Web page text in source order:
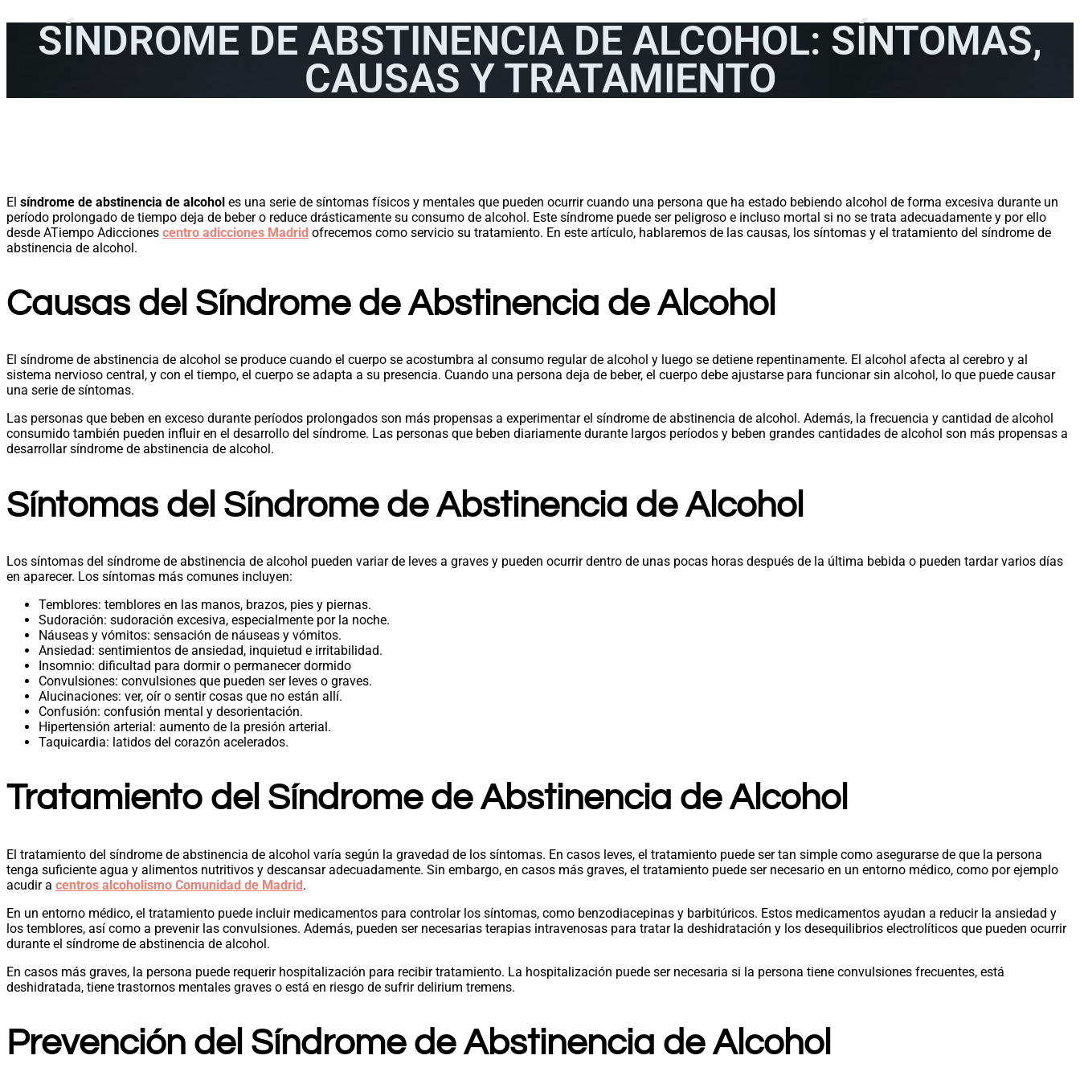
SÍNDROME DE ABSTINENCIA DE ALCOHOL: SÍNTOMAS,
CAUSAS Y TRATAMIENTO
El síndrome de abstinencia de alcohol es una serie de síntomas físicos y mentales que pueden ocurrir cuando una persona que ha estado bebiendo alcohol de forma excesiva durante un
período prolongado de tiempo deja de beber o reduce drásticamente su consumo de alcohol. Este síndrome puede ser peligroso e incluso mortal si no se trata adecuadamente y por ello
desde ATiempo Adicciones centro adicciones Madrid ofrecemos como servicio su tratamiento. En este artículo, hablaremos de las causas, los síntomas y el tratamiento del síndrome de
abstinencia de alcohol.
Causas del Síndrome de Abstinencia de Alcohol
El síndrome de abstinencia de alcohol se produce cuando el cuerpo se acostumbra al consumo regular de alcohol y luego se detiene repentinamente. El alcohol afecta al cerebro y al
sistema nervioso central, y con el tiempo, el cuerpo se adapta a su presencia. Cuando una persona deja de beber, el cuerpo debe ajustarse para funcionar sin alcohol, lo que puede causar
una serie de síntomas.
Las personas que beben en exceso durante períodos prolongados son más propensas a experimentar el síndrome de abstinencia de alcohol. Además, la frecuencia y cantidad de alcohol
consumido también pueden influir en el desarrollo del síndrome. Las personas que beben diariamente durante largos períodos y beben grandes cantidades de alcohol son más propensas a
desarrollar síndrome de abstinencia de alcohol.
Síntomas del Síndrome de Abstinencia de Alcohol
Los síntomas del síndrome de abstinencia de alcohol pueden variar de leves a graves y pueden ocurrir dentro de unas pocas horas después de la última bebida o pueden tardar varios días
en aparecer. Los síntomas más comunes incluyen:
Temblores: temblores en las manos, brazos, pies y piernas.
Sudoración: sudoración excesiva, especialmente por la noche.
Náuseas y vómitos: sensación de náuseas y vómitos.
Ansiedad: sentimientos de ansiedad, inquietud e irritabilidad.
Insomnio: dificultad para dormir o permanecer dormido
Convulsiones: convulsiones que pueden ser leves o graves.
Alucinaciones: ver, oír o sentir cosas que no están allí.
Confusión: confusión mental y desorientación.
Hipertensión arterial: aumento de la presión arterial.
Taquicardia: latidos del corazón acelerados.
Tratamiento del Síndrome de Abstinencia de Alcohol
El tratamiento del síndrome de abstinencia de alcohol varía según la gravedad de los síntomas. En casos leves, el tratamiento puede ser tan simple como asegurarse de que la persona
tenga suficiente agua y alimentos nutritivos y descansar adecuadamente. Sin embargo, en casos más graves, el tratamiento puede ser necesario en un entorno médico, como por ejemplo
acudir a centros alcoholismo Comunidad de Madrid.
En un entorno médico, el tratamiento puede incluir medicamentos para controlar los síntomas, como benzodiacepinas y barbitúricos. Estos medicamentos ayudan a reducir la ansiedad y
los temblores, así como a prevenir las convulsiones. Además, pueden ser necesarias terapias intravenosas para tratar la deshidratación y los desequilibrios electrolíticos que pueden ocurrir
durante el síndrome de abstinencia de alcohol.
En casos más graves, la persona puede requerir hospitalización para recibir tratamiento. La hospitalización puede ser necesaria si la persona tiene convulsiones frecuentes, está
deshidratada, tiene trastornos mentales graves o está en riesgo de sufrir delirium tremens.
Prevención del Síndrome de Abstinencia de Alcohol